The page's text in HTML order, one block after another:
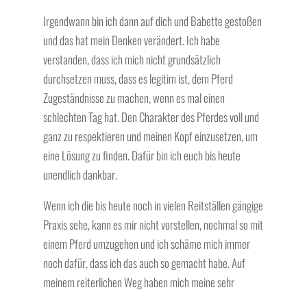
Irgendwann bin ich dann auf dich und Babette gestoßen
und das hat mein Denken verändert. Ich habe
verstanden, dass ich mich nicht grundsätzlich
durchsetzen muss, dass es legitim ist, dem Pferd
Zugeständnisse zu machen, wenn es mal einen
schlechten Tag hat. Den Charakter des Pferdes voll und
ganz zu respektieren und meinen Kopf einzusetzen, um
eine Lösung zu finden. Dafür bin ich euch bis heute
unendlich dankbar.
Wenn ich die bis heute noch in vielen Reitställen gängige
Praxis sehe, kann es mir nicht vorstellen, nochmal so mit
einem Pferd umzugehen und ich schäme mich immer
noch dafür, dass ich das auch so gemacht habe. Auf
meinem reiterlichen Weg haben mich meine sehr